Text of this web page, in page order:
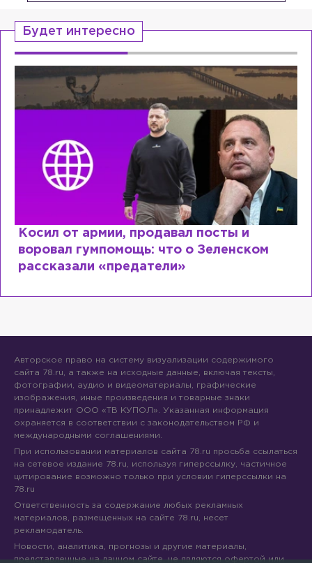
Будет интересно
Косил от армии, продавал посты и
воровал гумпомощь: что о Зеленском
рассказали «предатели»
Авторское право на систему визуализации содержимого
сайта 78.ru, а также на исходные данные, включая тексты,
фотографии, аудио и видеоматериалы, графические
изображения, иные произведения и товарные знаки
принадлежит ООО «ТВ КУПОЛ». Указанная информация
охраняется в соответствии с законодательством РФ и
международными соглашениями.
При использовании материалов сайта 78.ru просьба ссылаться
на сетевое издание 78.ru, используя гиперссылку, частичное
цитирование возможно только при условии гиперссылки на
78.ru
Ответственность за содержание любых рекламных
материалов, размещенных на сайте 78.ru, несет
рекламодатель.
Новости, аналитика, прогнозы и другие материалы,
представленные на данном сайте, не являются офертой или